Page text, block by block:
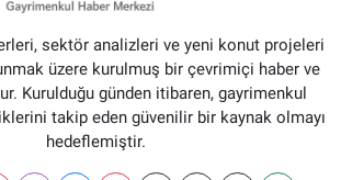
sektör analizleri ve yeni konut projeleri
üzere kurulmuş bir çevrimiçi haber ve
Kurulduğu günden itibaren, gayrimenkul
takip eden güvenilir bir kaynak olmayı
hedeflemiştir.